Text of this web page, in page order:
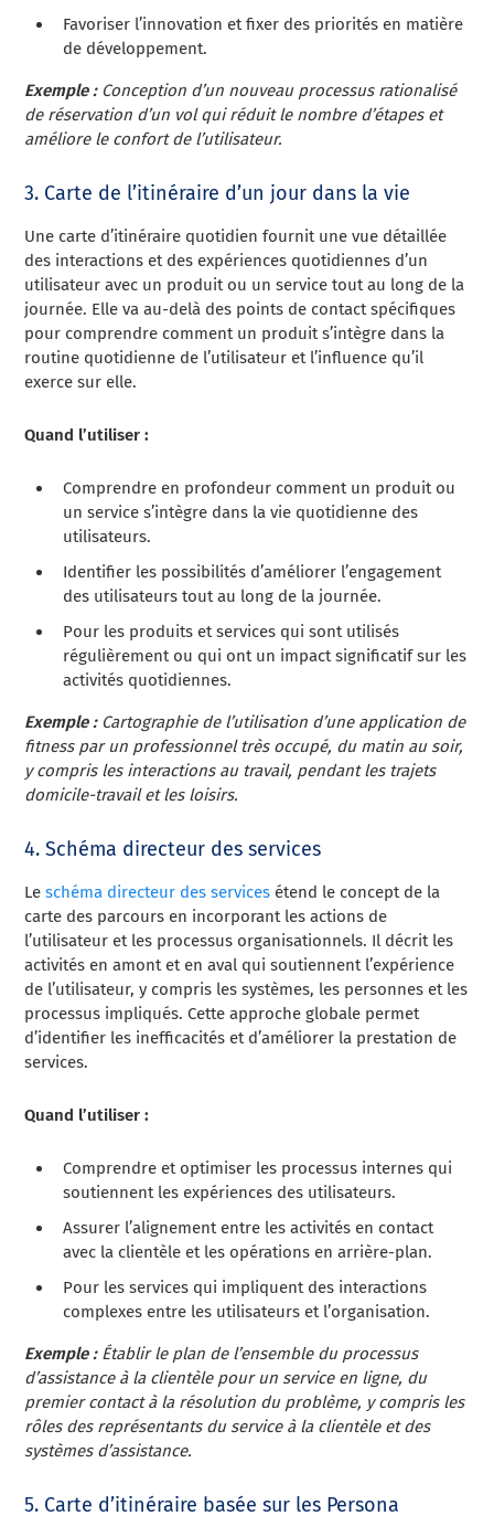
Favoriser l’innovation et fixer des priorités en matière
de développement.
Exemple : Conception d’un nouveau processus rationalisé
de réservation d’un vol qui réduit le nombre d’étapes et
améliore le confort de l’utilisateur.
3. Carte de l’itinéraire d’un jour dans la vie
Une carte d’itinéraire quotidien fournit une vue détaillée
des interactions et des expériences quotidiennes d’un
utilisateur avec un produit ou un service tout au long de la
journée. Elle va au-delà des points de contact spécifiques
pour comprendre comment un produit s’intègre dans la
routine quotidienne de l’utilisateur et l’influence qu’il
exerce sur elle.
Quand l’utiliser :
Comprendre en profondeur comment un produit ou
un service s’intègre dans la vie quotidienne des
utilisateurs.
Identifier les possibilités d’améliorer l’engagement
des utilisateurs tout au long de la journée.
Pour les produits et services qui sont utilisés
régulièrement ou qui ont un impact significatif sur les
activités quotidiennes.
Exemple :Cartographie de l’utilisation d’une application de
fitness par un professionnel très occupé, du matin au soir,
y compris les interactions au travail, pendant les trajets
domicile-travail et les loisirs.
4. Schéma directeur des services
Leschéma directeur des services étend le concept de la
carte des parcours en incorporant les actions de
l’utilisateur et les processus organisationnels. Il décrit les
activités en amont et en aval qui soutiennent l’expérience
de l’utilisateur, y compris les systèmes, les personnes et les
processus impliqués. Cette approche globale permet
d’identifier les inefficacités et d’améliorer la prestation de
services.
Quand l’utiliser :
Comprendre et optimiser les processus internes qui
soutiennent les expériences des utilisateurs.
Assurer l’alignement entre les activités en contact
avec la clientèle et les opérations en arrière-plan.
Pour les services qui impliquent des interactions
complexes entre les utilisateurs et l’organisation.
Exemple :Établir le plan de l’ensemble du processus
d’assistance à la clientèle pour un service en ligne, du
premier contact à la résolution du problème, y compris les
rôles des représentants du service à la clientèle et des
systèmes d’assistance.
5. Carte d’itinéraire basée sur les Persona